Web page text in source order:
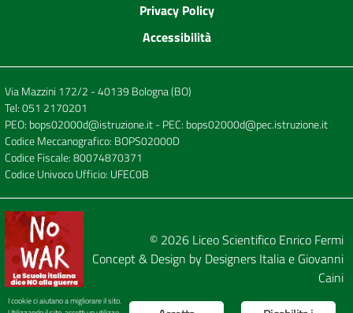
Privacy Policy
Accessibilità
Via Mazzini 172/2 - 40139 Bologna (BO)
Tel:051 2170201
PEO: bops02000d@istruzione.it- PEC: bops02000d@pec.istruzione.it
Codice Meccanografico: BOPS02000D
Codice Fiscale: 80074870371
Codice Univoco Ufficio: UFEC0B
© 2026 Liceo Scientifico Enrico Fermi
Concept & Design by Designers Italiae Giovanni
Caini
I cookie ci aiutano a migliorare il sito.